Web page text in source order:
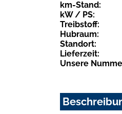
km-Stand:
kW / PS:
Treibstoff:
Hubraum:
Standort:
Lieferzeit:
Unsere